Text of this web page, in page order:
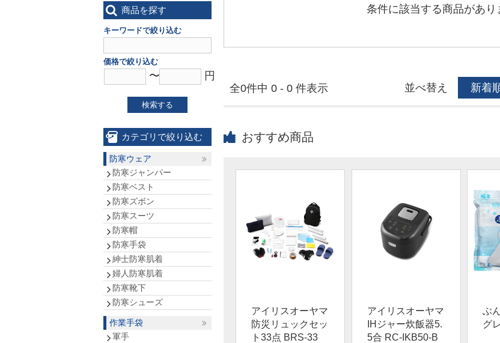
条件に該当する商品があり
全0件中 0 - 0 件表示 並べ替え 新着
商品を探す
キーワードで絞り込む
価格で絞り込む
〜 円
検索する
カテゴリで絞り込む
防寒ウェア
防寒ジャンパー
防寒ベスト
防寒ズボン
防寒スーツ
防寒帽
防寒手袋
紳士防寒肌着
婦人防寒肌着
防寒靴下
防寒シューズ
作業手袋
軍手
おすすめ商品
アイリスオーヤマ
防災リュックセッ
ト33点 BRS-33
アイリスオーヤマ
IHジャー炊飯器5.
5合 RC-IKB50-B
ぶ
グ